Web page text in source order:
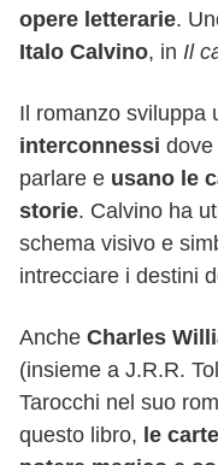
opere letterarie.
Italo Calvino, in Il
Il romanzo sviluppa
interconnessi dove
parlare e usano le
storie. Calvino ha
schema visivo e
intrecciare i destini
Anche Charles
(insieme a J.R.R.
Tarocchi nel suo
questo libro, le